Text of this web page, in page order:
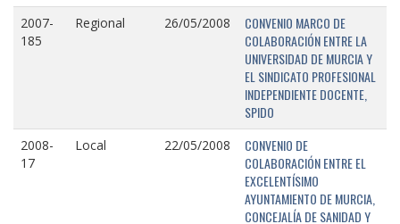
2007-
185
Regional 26/05/2008
CONVENIO MARCO DE
COLABORACIÓN ENTRE LA
UNIVERSIDAD DE MURCIA Y
EL SINDICATO PROFESIONAL
INDEPENDIENTE DOCENTE,
SPIDO
2008-
17
Local 22/05/2008
CONVENIO DE
COLABORACIÓN ENTRE EL
EXCELENTÍSIMO
AYUNTAMIENTO DE MURCIA,
CONCEJALÍA DE SANIDAD Y